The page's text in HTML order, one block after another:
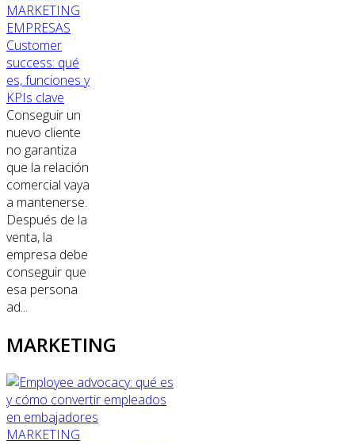
MARKETING
EMPRESAS
Customer
success: qué
es, funciones y
KPIs clave
Conseguir un
nuevo cliente
no garantiza
que la relación
comercial vaya
a mantenerse.
Después de la
venta, la
empresa debe
conseguir que
esa persona
ad...
MARKETING
MARKETING